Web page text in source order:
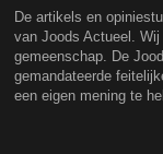
De artikels en
van Joods Actueel.
gemeenschap. De
gemandateerde
een eigen mening te